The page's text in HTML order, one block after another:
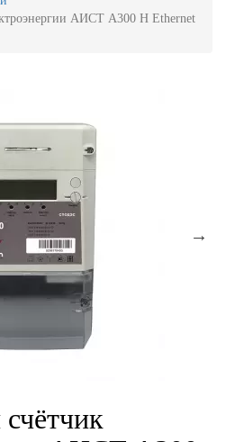
АИСТ А300 H Ethernet